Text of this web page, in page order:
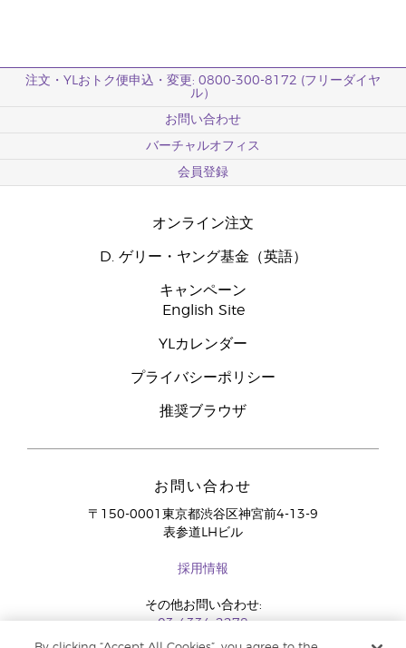
注文・YLおトク便申込・変更: 0800-300-8172 (フリーダイヤ
ル）
お問い合わせ
バーチャルオフィス
会員登録
オンライン注文
D. ゲリー・ヤング基金（英語）
キャンペーン
English Site
YLカレンダー
プライバシーポリシー
推奨ブラウザ
お問い合わせ
〒150-0001東京都渋谷区神宮前4-13-9
表参道LHビル
採用情報
その他お問い合わせ:
03-4334-2278